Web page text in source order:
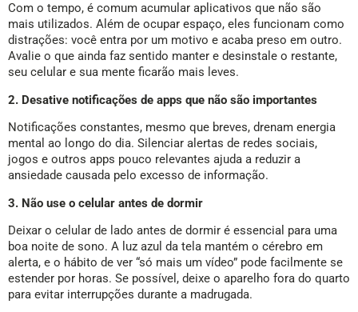
Com o tempo, é comum acumular aplicativos que não são
mais utilizados. Além de ocupar espaço, eles funcionam como
distrações: você entra por um motivo e acaba preso em outro.
Avalie o que ainda faz sentido manter e desinstale o restante,
seu celular e sua mente ficarão mais leves.
2. Desative notificações de apps que não são importantes
Notificações constantes, mesmo que breves, drenam energia
mental ao longo do dia. Silenciar alertas de redes sociais,
jogos e outros apps pouco relevantes ajuda a reduzir a
ansiedade causada pelo excesso de informação.
3. Não use o celular antes de dormir
Deixar o celular de lado antes de dormir é essencial para uma
boa noite de sono. A luz azul da tela mantém o cérebro em
alerta, e o hábito de ver “só mais um vídeo” pode facilmente se
estender por horas. Se possível, deixe o aparelho fora do quarto
para evitar interrupções durante a madrugada.